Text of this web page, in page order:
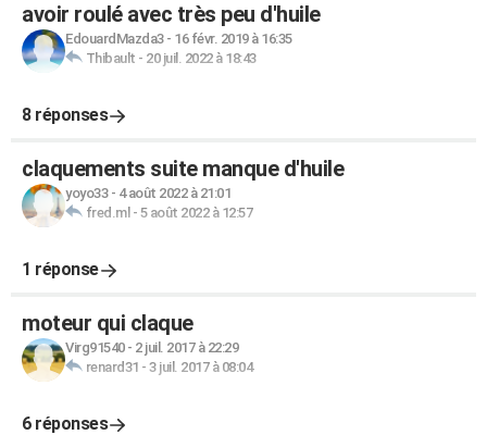
avoir roulé avec très peu d'huile
EdouardMazda3- 16 févr. 2019 à 16:35
Thibault - 20 juil. 2022 à 18:43
8 réponses
claquements suite manque d'huile
yoyo33- 4 août 2022 à 21:01
fred.ml - 5 août 2022 à 12:57
1 réponse
moteur qui claque
Virg91540- 2 juil. 2017 à 22:29
renard31 - 3 juil. 2017 à 08:04
6 réponses